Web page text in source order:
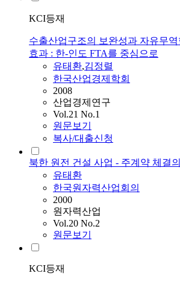
KCI등재
수출산업구조의 보완성과 자유무
효과 : 한-인도 FTA를 중심으로
유태환,김정렬
한국산업경제학회
2008
산업경제연구
Vol.21 No.1
원문보기
복사/대출신청
북한 원전 건설 사업 - 주계약 체결
유태환
한국원자력산업회의
2000
원자력산업
Vol.20 No.2
원문보기
KCI등재